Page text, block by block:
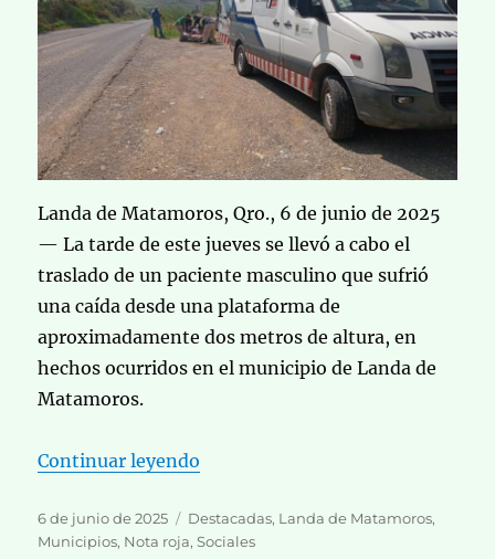
Landa de Matamoros, Qro., 6 de junio de 2025
— La tarde de este jueves se llevó a cabo el
traslado de un paciente masculino que sufrió
una caída desde una plataforma de
aproximadamente dos metros de altura, en
hechos ocurridos en el municipio de Landa de
Matamoros.
Continuar leyendo
Publicado
el
6 de junio de 2025 Categorías
Destacadas, Landa de Matamoros,
Municipios, Nota roja,Sociales